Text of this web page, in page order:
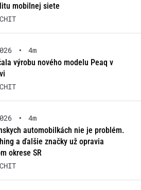
mobilnej siete
•
4m
výrobu nového modelu Peaq v
•
4m
automobilkách nie je problém.
a ďalšie značky už opravia
okrese SR